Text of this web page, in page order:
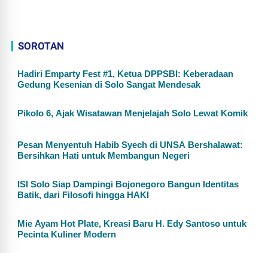
SOROTAN
Hadiri Emparty Fest #1, Ketua DPPSBI: Keberadaan
Gedung Kesenian di Solo Sangat Mendesak
Pikolo 6, Ajak Wisatawan Menjelajah Solo Lewat Komik
Pesan Menyentuh Habib Syech di UNSA Bershalawat:
Bersihkan Hati untuk Membangun Negeri
ISI Solo Siap Dampingi Bojonegoro Bangun Identitas
Batik, dari Filosofi hingga HAKI
Mie Ayam Hot Plate, Kreasi Baru H. Edy Santoso untuk
Pecinta Kuliner Modern